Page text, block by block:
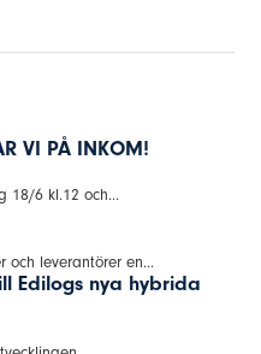
VI PÅ INKOM!
18/6 kl.12 och...
och leverantörer en...
Edilogs nya hybrida